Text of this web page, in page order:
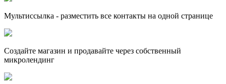
Мультиссылка - разместить все контакты на одной странице
Создайте магазин и продавайте через собственный
микролендинг